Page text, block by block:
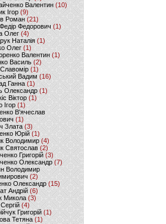
Валентин (10)
Ігор(9)
Роман (21)
Федорович(1)
Олег(4)
Наталія(1)
Олег (1)
Валентин (1)
Василь (2)
(1)
Вадим (16)
Ганна (1)
Олександр (1)
Віктор (1)
Ігор (1)
В'ячеслав
(1)
Злата (3)
Юрій(1)
Володимир (4)
Святослав (2)
Григорій (3)
Олександр(7)
Володимир
(2)
Олександр (15)
Андрій (6)
Микола (3)
(4)
Григорій(1)
Тетяна (1)